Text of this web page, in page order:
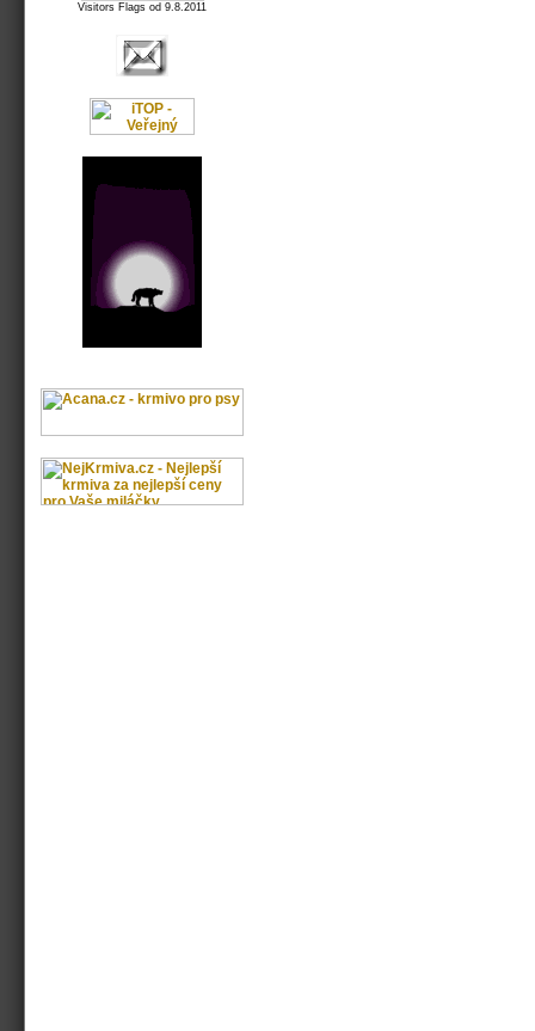
Visitors Flags od 9.8.2011